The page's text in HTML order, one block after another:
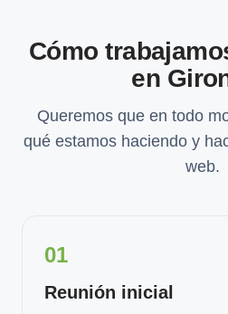
Cómo
en
Queremos que en todo
qué estamos haciendo y
web.
01
Reunión inicial